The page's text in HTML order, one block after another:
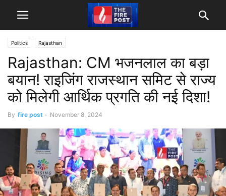
Politics Rajasthan
Rajasthan: CM भजनलाल का बड़ा
बयान! राइजिंग राजस्थान समिट से राज्य
को मिलेगी आर्थिक प्रगति की नई दिशा!
By fire post - November 8, 2024